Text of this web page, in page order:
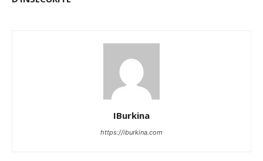
IBurkina
https://iburkina.com